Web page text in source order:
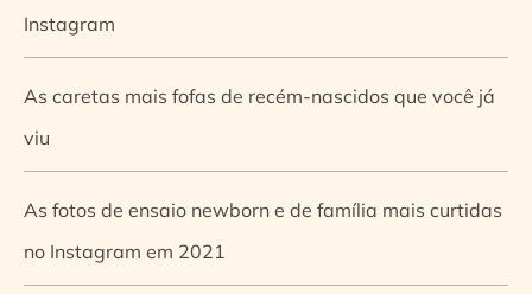
Instagram
As caretas mais fofas de recém-nascidos que você já
viu
As fotos de ensaio newborn e de família mais curtidas
no Instagram em 2021